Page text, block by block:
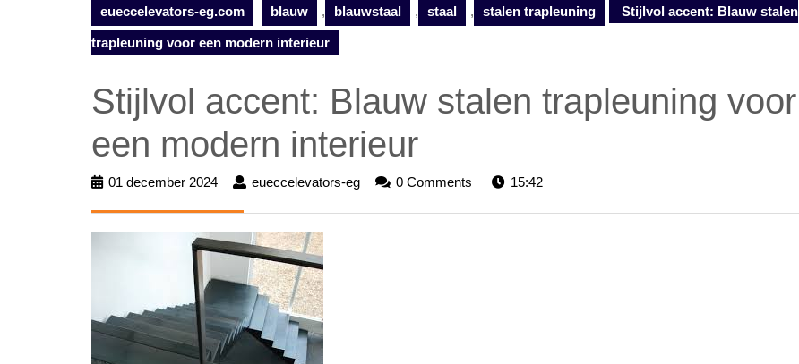
eueccelevators-eg.com blauw , blauwstaal , staal , stalen trapleuning Stijlvol accent: Blauw stalen
trapleuning voor een modern interieur
Stijlvol accent: Blauw stalen trapleuning voor
een modern interieur
01 december 2024
01
eueccelevators-eg
eueccelevators-
0 Comments 15:42